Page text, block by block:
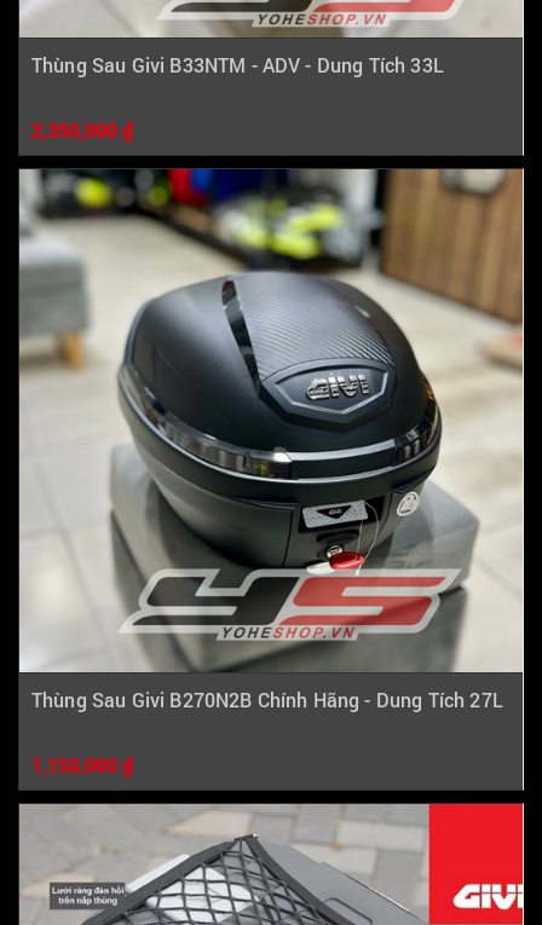
Thùng Sau Givi B33NTM - ADV - Dung Tích 33L
2,350,000 ₫
Thùng Sau Givi B270N2B Chính Hãng - Dung Tích 27L
1,150,000 ₫